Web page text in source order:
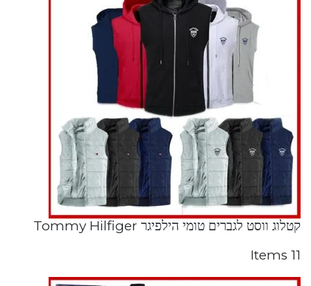
קטלוג ווסט לגברים טומי הילפיגר Tommy Hilfiger
11 Items